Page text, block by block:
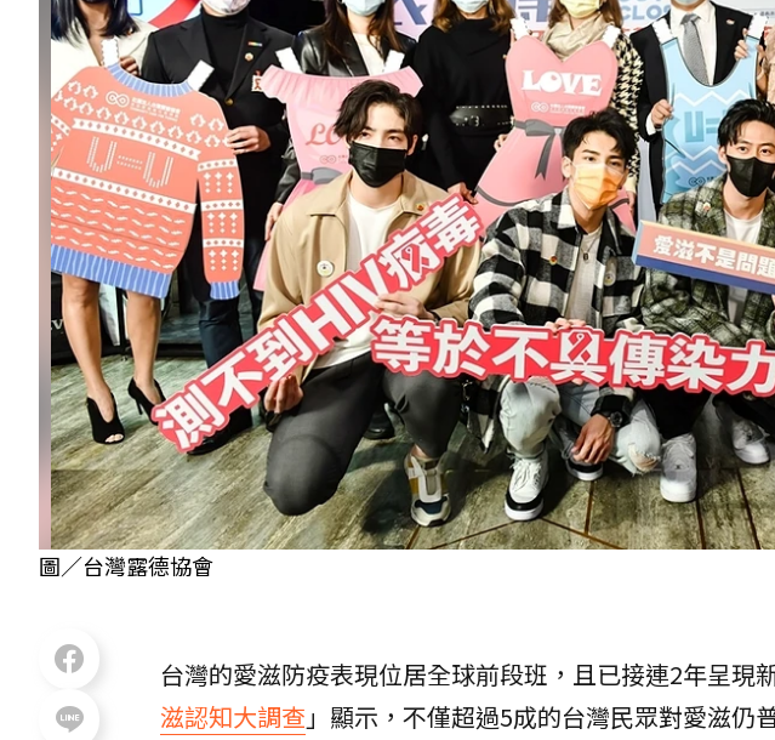
圖／台灣露德協會
台灣的愛滋防疫表現位居全球前段班，且已接連2年呈現
滋認知大調查 」顯示，不僅超過5成的台灣民眾對愛滋仍